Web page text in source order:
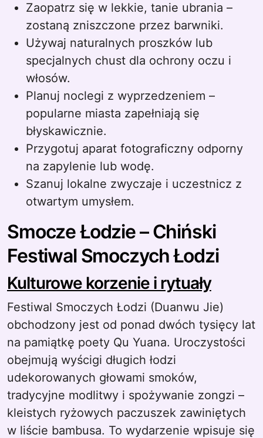
Zaopatrz się w lekkie, tanie ubrania –
zostaną zniszczone przez barwniki.
Używaj naturalnych proszków lub
specjalnych chust dla ochrony oczu i
włosów.
Planuj noclegi z wyprzedzeniem –
popularne miasta zapełniają się
błyskawicznie.
Przygotuj aparat fotograficzny odporny
na zapylenie lub wodę.
Szanuj lokalne zwyczaje i uczestnicz z
otwartym umysłem.
Smocze Łodzie – Chiński
Festiwal Smoczych Łodzi
Kulturowe korzenie i rytuały
Festiwal Smoczych Łodzi (Duanwu Jie)
obchodzony jest od ponad dwóch tysięcy lat
na pamiątkę poety Qu Yuana. Uroczystości
obejmują wyścigi długich łodzi
udekorowanych głowami smoków,
tradycyjne modlitwy i spożywanie zongzi –
kleistych ryżowych paczuszek zawiniętych
w liście bambusa. To wydarzenie wpisuje się